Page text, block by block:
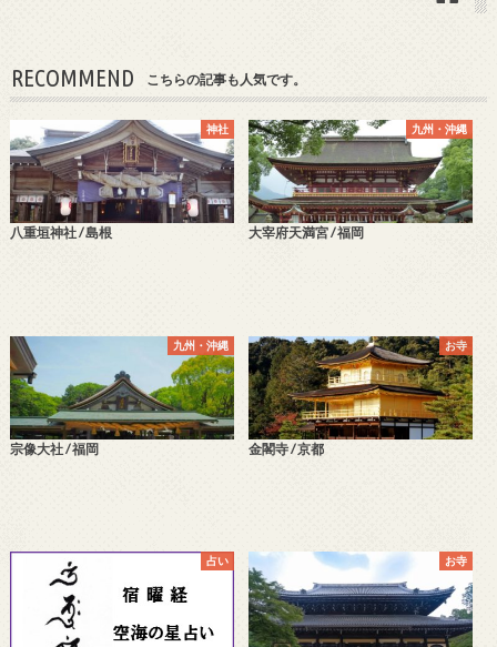
RECOMMEND こちらの記事も人気です。
神社
八重垣神社 / 島根
九州・沖縄
大宰府天満宮 / 福岡
九州・沖縄
宗像大社 / 福岡
お寺
金閣寺 / 京都
占い お寺